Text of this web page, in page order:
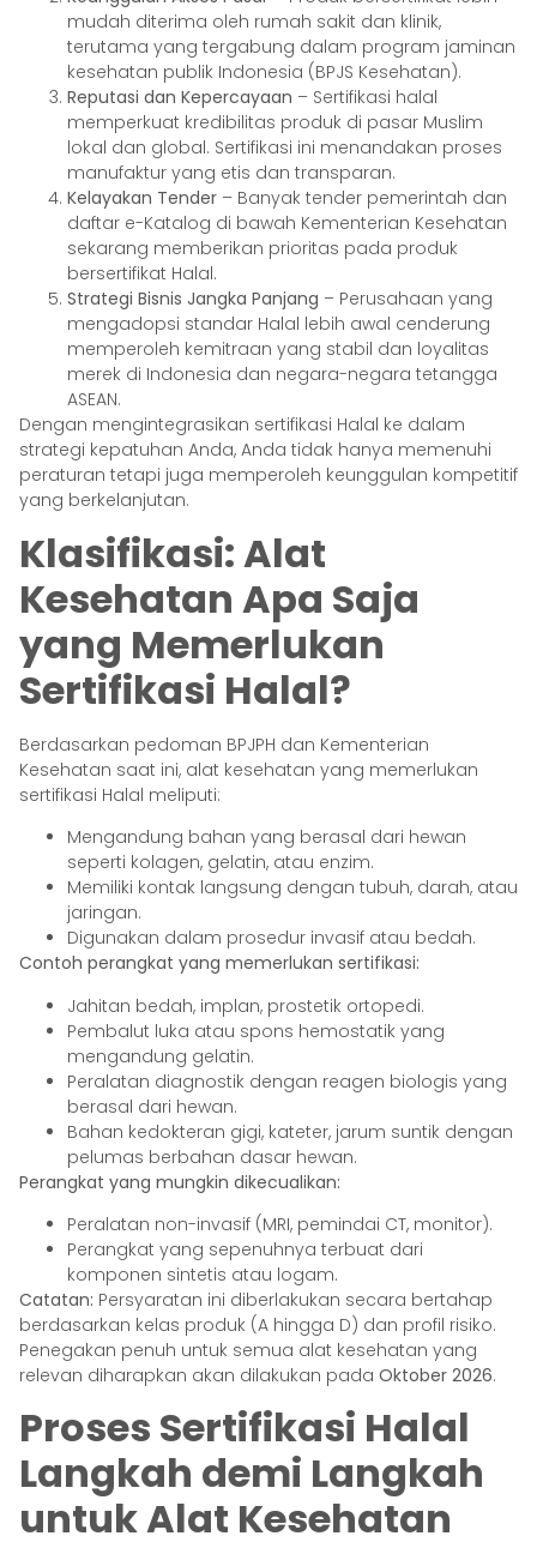
mudah diterima oleh rumah sakit dan klinik,
terutama yang tergabung dalam program jaminan
kesehatan publik Indonesia (BPJS Kesehatan).
Reputasi dan Kepercayaan – Sertifikasi halal
memperkuat kredibilitas produk di pasar Muslim
lokal dan global. Sertifikasi ini menandakan proses
manufaktur yang etis dan transparan.
Kelayakan Tender – Banyak tender pemerintah dan
daftar e-Katalog di bawah Kementerian Kesehatan
sekarang memberikan prioritas pada produk
bersertifikat Halal.
Strategi Bisnis Jangka Panjang – Perusahaan yang
mengadopsi standar Halal lebih awal cenderung
memperoleh kemitraan yang stabil dan loyalitas
merek di Indonesia dan negara-negara tetangga
ASEAN.
Dengan mengintegrasikan sertifikasi Halal ke dalam
strategi kepatuhan Anda, Anda tidak hanya memenuhi
peraturan tetapi juga memperoleh keunggulan kompetitif
yang berkelanjutan.
Klasifikasi: Alat
Kesehatan Apa Saja
yang Memerlukan
Sertifikasi Halal?
Berdasarkan pedoman BPJPH dan Kementerian
Kesehatan saat ini, alat kesehatan yang memerlukan
sertifikasi Halal meliputi:
Mengandung bahan yang berasal dari hewan
seperti kolagen, gelatin, atau enzim.
Memiliki kontak langsung dengan tubuh, darah, atau
jaringan.
Digunakan dalam prosedur invasif atau bedah.
Contoh perangkat yang memerlukan sertifikasi:
Jahitan bedah, implan, prostetik ortopedi.
Pembalut luka atau spons hemostatik yang
mengandung gelatin.
Peralatan diagnostik dengan reagen biologis yang
berasal dari hewan.
Bahan kedokteran gigi, kateter, jarum suntik dengan
pelumas berbahan dasar hewan.
Perangkat yang mungkin dikecualikan:
Peralatan non-invasif (MRI, pemindai CT, monitor).
Perangkat yang sepenuhnya terbuat dari
komponen sintetis atau logam.
Catatan: Persyaratan ini diberlakukan secara bertahap
berdasarkan kelas produk (A hingga D) dan profil risiko.
Penegakan penuh untuk semua alat kesehatan yang
relevan diharapkan akan dilakukan pada Oktober 2026.
Proses Sertifikasi Halal
Langkah demi Langkah
untuk Alat Kesehatan